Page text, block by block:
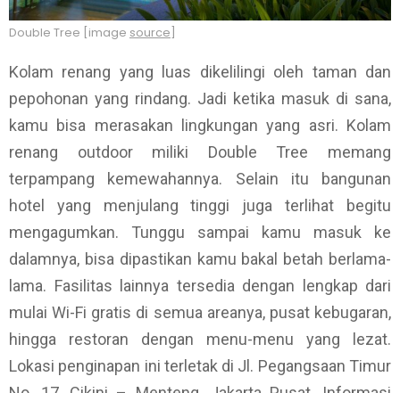
Double Tree [image source]
Kolam renang yang luas dikelilingi oleh taman dan
pepohonan yang rindang. Jadi ketika masuk di sana,
kamu bisa merasakan lingkungan yang asri. Kolam
renang outdoor miliki Double Tree memang
terpampang kemewahannya. Selain itu bangunan
hotel yang menjulang tinggi juga terlihat begitu
mengagumkan. Tunggu sampai kamu masuk ke
dalamnya, bisa dipastikan kamu bakal betah berlama-
lama. Fasilitas lainnya tersedia dengan lengkap dari
mulai Wi-Fi gratis di semua areanya, pusat kebugaran,
hingga restoran dengan menu-menu yang lezat.
Lokasi penginapan ini terletak di Jl. Pegangsaan Timur